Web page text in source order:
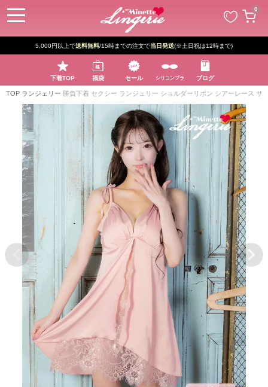
0
5,000円以上で送料無料/15時までの注文で当日発送(※土日祝は12時まで)
下着TOP 福袋 セール シリコンブラ ブログ
TOP ランジェリー 勝負下着 セクシー ランジェリー ショルダーリボン シアーレース サ
ペー
ジト